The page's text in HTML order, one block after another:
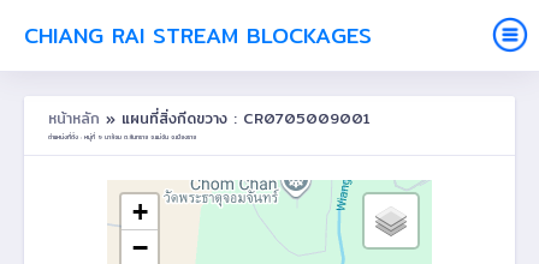
CHIANG RAI STREAM BLOCKAGES
หน้าหลัก » แผนที่สิ่งกีดขวาง : CR0705009001
ตำแหน่งที่ตั้ง : หมู่ที่ 9 นาล้อม ต.สันทราย อ.แม่จัน จ.เชียงราย
+
−